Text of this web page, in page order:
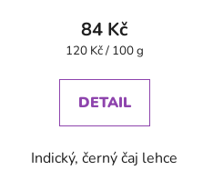
84 Kč
Měrná
120 Kč / 100 g
DETAIL
Indický, černý čaj lehce